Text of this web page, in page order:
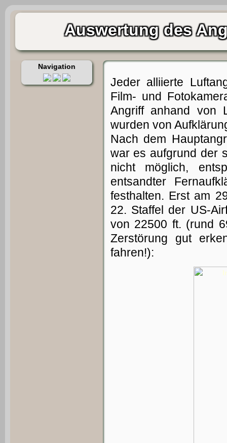
Auswertung des
Navigation
Jeder alliierte
Film- und
Angriff anhand von
wurden von
Nach dem
war es aufgrund der
nicht möglich,
entsandter
festhalten. Erst am
22. Staffel der US-
von 22500 ft. (rund
Zerstörung gut
fahren!):